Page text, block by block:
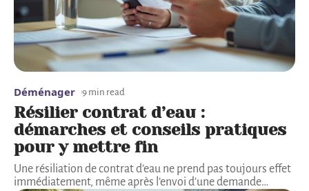
Déménager 9 min read
Résilier contrat d’eau :
démarches et conseils pratiques
pour y mettre fin
Une résiliation de contrat d’eau ne prend pas toujours effet
immédiatement, même après l’envoi d’une demande…